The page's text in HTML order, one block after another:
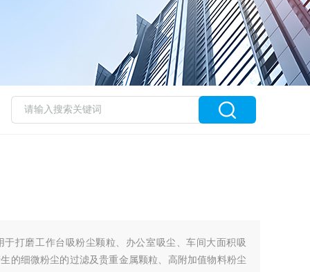
打磨工作台吸粉尘颗粒、办公室吸尘、车间大面积吸
的细微粉尘的过滤及贵重金属颗粒、高附加值物料粉尘